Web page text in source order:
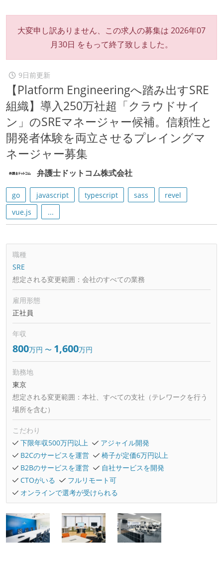
大変申し訳ありません、この求人の募集は 2026年07
月30日 をもって終了致しました。
9日前更新
【Platform Engineeringへ踏み出すSRE
組織】導入250万社超「クラウドサイ
ン」のSREマネージャー候補。信頼性と
開発者体験を両立させるプレイングマ
ネージャー募集
弁護士ドットコム株式会社
go javascript typescript sass
revel
vue.js
...
職種
SRE
想定される変更範囲： 会社のすべての業務
雇用形態
正社員
年収
800万円 〜 1,600万円
勤務地
東京
想定される変更範囲： 本社、すべての支社（テレワークを行う
場所を含む）
こだわり
下限年収500万円以上
アジャイル開発
B2Cのサービスを運営
椅子が定価6万円以上
B2Bのサービスを運営
自社サービスを開発
CTOがいる
フルリモート可
オンラインで選考が受けられる